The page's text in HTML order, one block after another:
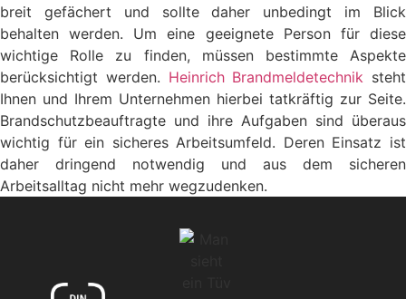
breit gefächert und sollte daher unbedingt im Blick
behalten werden. Um eine geeignete Person für diese
wichtige Rolle zu finden, müssen bestimmte Aspekte
berücksichtigt werden. Heinrich Brandmeldetechnik steht
Ihnen und Ihrem Unternehmen hierbei tatkräftig zur Seite.
Brandschutzbeauftragte und ihre Aufgaben sind überaus
wichtig für ein sicheres Arbeitsumfeld. Deren Einsatz ist
daher dringend notwendig und aus dem sicheren
Arbeitsalltag nicht mehr wegzudenken.